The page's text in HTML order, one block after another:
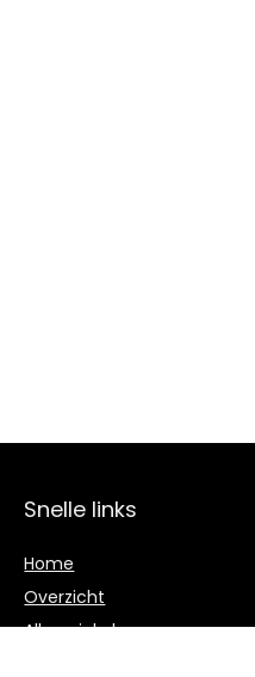
Snelle links
Home
Overzicht
Alles winkelen